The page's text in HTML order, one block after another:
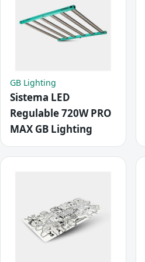
GB Lighting
Sistema LED
Regulable 720W PRO
MAX GB Lighting